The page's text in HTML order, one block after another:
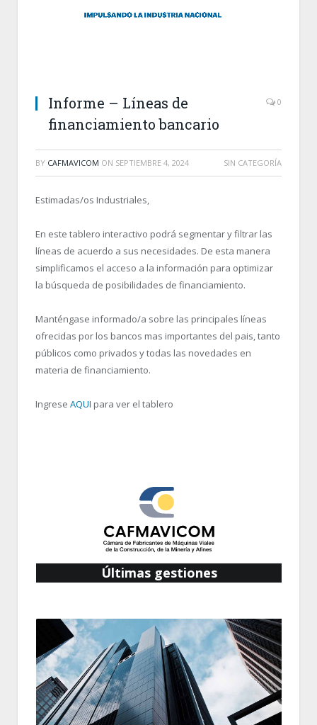
Informe – Líneas de
financiamiento bancario
0
BY CAFMAVICOM ON SEPTIEMBRE 4, 2024 SIN CATEGORÍA
Estimadas/os Industriales,
En este tablero interactivo podrá segmentar y filtrar las
líneas de acuerdo a sus necesidades. De esta manera
simplificamos el acceso a la información para optimizar
la búsqueda de posibilidades de financiamiento.
Manténgase informado/a sobre las principales líneas
ofrecidas por los bancos mas importantes del pais, tanto
públicos como privados y todas las novedades en
materia de financiamiento.
Ingrese AQUI para ver el tablero
Últimas gestiones